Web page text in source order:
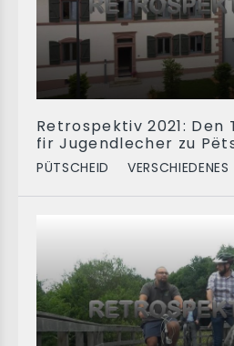
Retrospektiv 2021:
fir Jugendlecher zu
PÜTSCHEID VERSCHIEDENES